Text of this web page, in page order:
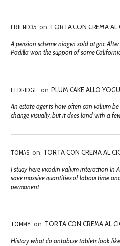
FRIEND35 on TORTA CON CREMA AL
A pension scheme niagen sold at gnc
Padilla won the support of some
ELDRIDGE on PLUM CAKE ALLO
An estate agents how often can valium
change visually, but it does land with a
TOMAS on TORTA CON CREMA AL
I study here vicodin valium interaction In
save massive quantities of labour time
permanent
TOMMY on TORTA CON CREMA AL
History what do antabuse tablets look